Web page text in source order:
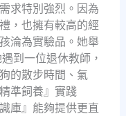
求特別強烈。因為
，也擁有較高的經
淪為實驗品。她舉
到一位退休教師，
的散步時間、氣
準飼養』實踐
庫』能夠提供更直